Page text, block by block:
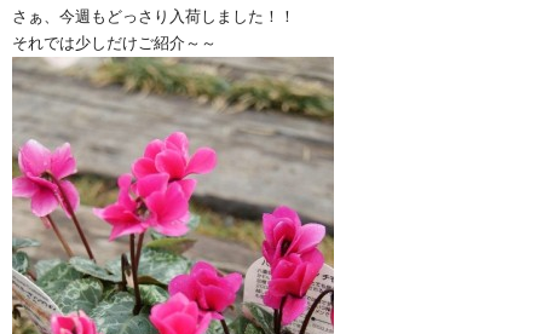
さぁ、今週もどっさり入荷しました！！
それでは少しだけご紹介～～